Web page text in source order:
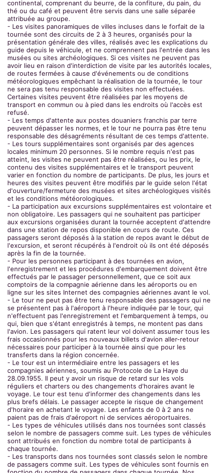
continental, comprenant du beurre, de la confiture, du pain, du
thé ou du café et peuvent être servis dans une salle séparée
attribuée au groupe.
- Les visites panoramiques de villes incluses dans le forfait de la
tournée sont des circuits de 2 à 3 heures, organisés pour la
présentation générale des villes, réalisés avec les explications du
guide depuis le véhicule, et ne comprennent pas l'entrée dans les
musées ou sites archéologiques. Si ces visites ne peuvent pas
avoir lieu en raison d'interdiction de visite par les autorités locales,
de routes fermées à cause d'événements ou de conditions
météorologiques empêchant la réalisation de la tournée, le tour
ne sera pas tenu responsable des visites non effectuées.
Certaines visites peuvent être réalisées par les moyens de
transport en commun ou à pied dans les endroits où l'accès est
refusé.
- Les temps d'attente aux postes douaniers franchis par terre
peuvent dépasser les normes, et le tour ne pourra pas être tenu
responsable des désagréments résultant de ces temps d'attente.
- Les tours supplémentaires sont organisés par des agences
locales minimum 20 personnes. Si le nombre requis n'est pas
atteint, les visites ne peuvent pas être réalisées, ou les prix, le
contenu des visites supplémentaires et le transport peuvent
varier en fonction du nombre de participants. De plus, les jours et
heures des visites peuvent être modifiés par le guide selon l'état
d'ouverture/fermeture des musées et sites archéologiques visités
et les conditions météorologiques.
- La participation aux excursions supplémentaires est volontaire et
non obligatoire. Les passagers qui ne souhaitent pas participer
aux excursions organisées durant la tournée acceptent d'attendre
dans une station de repos disponible en cours de route. Ces
passagers seront déposés à la station de repos avant le début de
l'excursion, et seront récupérés à l'endroit où ils ont été déposés
après la fin de la tournée.
- Pour les personnes participant à des tournées en avion,
l'enregistrement et les procédures d'embarquement doivent être
effectués par le passager personnellement, que ce soit aux
comptoirs de la compagnie aérienne dans les aéroports ou en
ligne sur les sites Internet des compagnies aériennes avant le vol.
- Le tour ne peut pas être tenu responsable des passagers qui ne
se présentent pas à l'aéroport à l'heure indiquée par le tour, qui
n'effectuent pas l'enregistrement et l'embarquement à temps, ou
qui, bien que s'étant enregistrés à temps, ne montent pas dans
l'avion. Les passagers qui ratent leur vol doivent assumer tous les
frais occasionnés pour les nouveaux billets d'avion aller-retour
nécessaires pour participer à la tournée ainsi que pour les
transferts dans la région concernée.
- Le tour est un intermédiaire entre les passagers et les
compagnies aériennes, soumis au Protocole de La Haye du
28.09.1955. Il peut y avoir un risque de retard sur les vols
réguliers et charters ou des changements d'horaires avant le
voyage. Le tour est tenu d'informer des changements dans les
plus brefs délais. Le passager accepte le risque de changement
d'horaire en achetant le voyage. Les enfants de 0 à 2 ans ne
paient pas de frais d'aéroport ni de services aéroportuaires.
- Les types de véhicules utilisés dans nos tournées sont classés
selon le nombre de passagers comme suit. Les types de véhicules
sont attribués en fonction du nombre total de participants à
chaque tournée.
- Les transports dans nos tournées sont classés selon le nombre
de passagers comme suit. Les types de véhicules sont fournis en